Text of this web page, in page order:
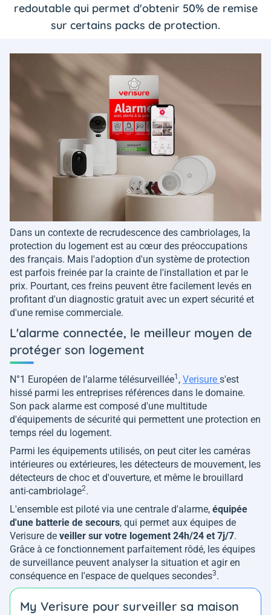
redoutable qui permet d'obtenir 50% de remise
sur certains packs de protection.
Dans un contexte de recrudescence des cambriolages, la
protection du logement est au cœur des préoccupations
des français. Mais l'adoption d'un système de protection
est parfois freinée par la crainte de l'installation et par le
prix. Pourtant, ces freins peuvent être facilement levés en
profitant d'un diagnostic gratuit avec un expert sécurité et
d'une remise commerciale.
L'alarme connectée, le meilleur moyen de
protéger son logement
N°1 Européen de l’alarme télésurveillée1 , Verisure s'est
hissé parmi les entreprises références dans le domaine.
Son pack alarme est composé d'une multitude
d'équipements de sécurité qui permettent une protection en
temps réel du logement.
Parmi les équipements utilisés, on peut citer les caméras
intérieures ou extérieures, les détecteurs de mouvement, les
détecteurs de choc et d'ouverture, et même le brouillard
anti-cambriolage2.
L'ensemble est piloté via une centrale d'alarme, équipée
d'une batterie de secours, qui permet aux équipes de
Verisure de veiller sur votre logement 24h/24 et 7j/7.
Grâce à ce fonctionnement parfaitement rôdé, les équipes
de surveillance peuvent analyser la situation et agir en
conséquence en l'espace de quelques secondes3.
My Verisure pour surveiller sa maison